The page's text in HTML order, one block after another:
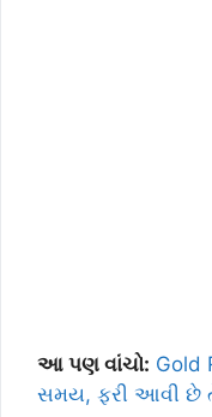
આ પણ વાંચો: Gold
સમય, ફરી આવી છે